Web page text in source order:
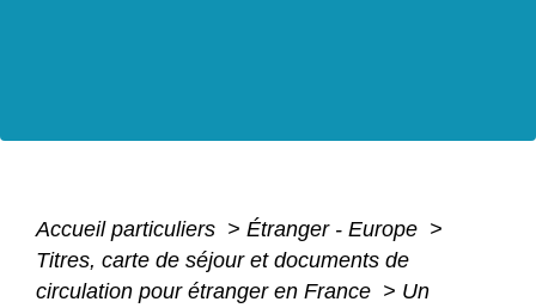
Accueil particuliers > Étranger - Europe >
Titres, carte de séjour et documents de
circulation pour étranger en France > Un